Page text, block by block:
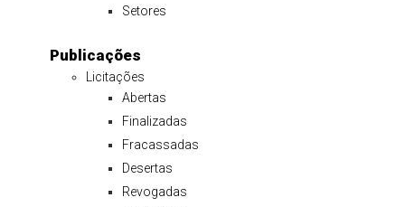
Setores
Publicações
Licitações
Abertas
Finalizadas
Fracassadas
Desertas
Revogadas